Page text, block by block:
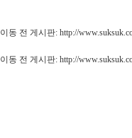
이동 전 게시판: http://
이동 전 게시판: http://